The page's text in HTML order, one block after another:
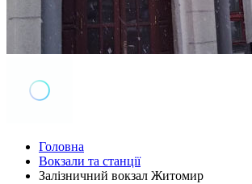
Головна
Вокзали та станції
Залізничний вокзал Житомир